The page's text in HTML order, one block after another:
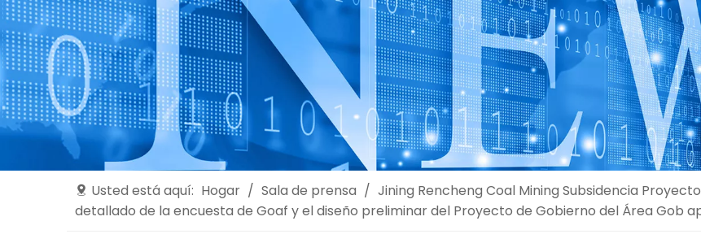
Usted está aquí: Hogar / Sala de prensa / Jining Rencheng Coal Mining Subsidencia
detallado de la encuesta de Goaf y el diseño preliminar del Proyecto de Gobierno del Área Gob